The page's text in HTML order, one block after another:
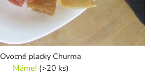
Ovocné placky Churma
Máme! (>20 ks)